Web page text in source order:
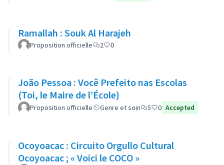
Ramallah : Souk Al Harajeh
Proposition officielle 2 0
João Pessoa : Você Prefeito nas Escolas
(Toi, le Maire de l’École)
Proposition officielle Genre et soin 5 0 Accepted
Ocoyoacac : Circuito Orgullo Cultural
Ocoyoacac ; « Voici le COCO »